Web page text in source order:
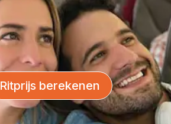
Ritprijs berekenen